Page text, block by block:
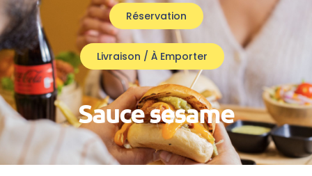
Réservation
Livraison / À Emporter
Sauce sesame